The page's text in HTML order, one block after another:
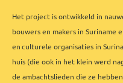
Het project is ontwikkeld in
bouwers en makers in Suriname
en culturele organisaties in
huis (die ook in het klein werd
de ambachtslieden die ze